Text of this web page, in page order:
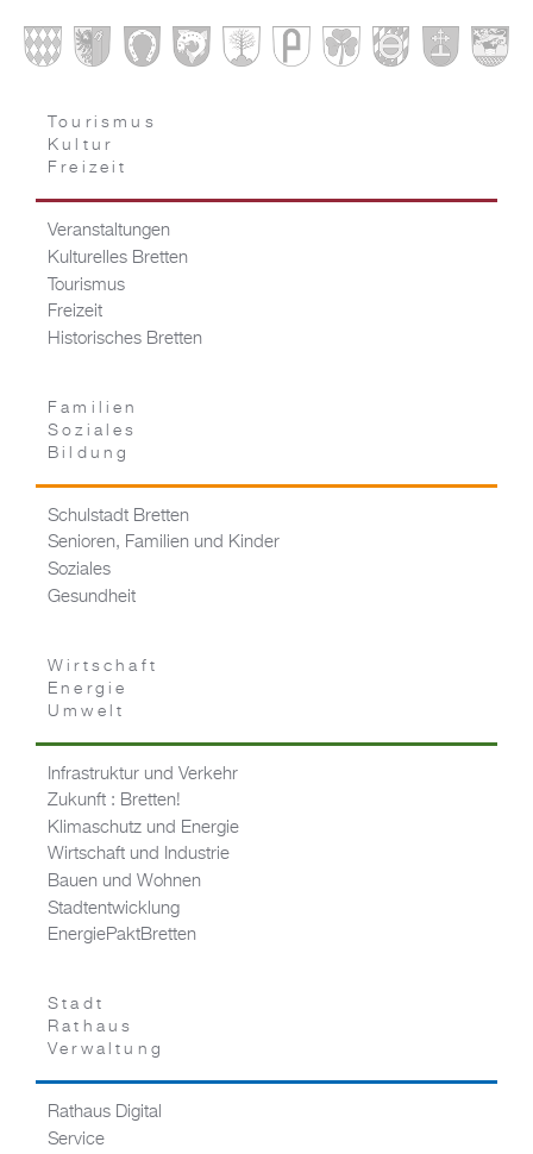
Tourismus
Kultur
Freizeit
Veranstaltungen
Kulturelles Bretten
Tourismus
Freizeit
Historisches Bretten
Familien
Soziales
Bildung
Schulstadt Bretten
Senioren, Familien und Kinder
Soziales
Gesundheit
Wirtschaft
Energie
Umwelt
Infrastruktur und Verkehr
Zukunft : Bretten!
Klimaschutz und Energie
Wirtschaft und Industrie
Bauen und Wohnen
Stadtentwicklung
EnergiePaktBretten
Stadt
Rathaus
Verwaltung
Rathaus Digital
Service